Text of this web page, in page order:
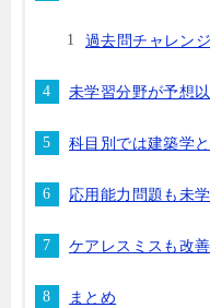
過去問チャレン
未学習分野が予想
科目別では建築学
応用能力問題も未
ケアレスミスも改
まとめ